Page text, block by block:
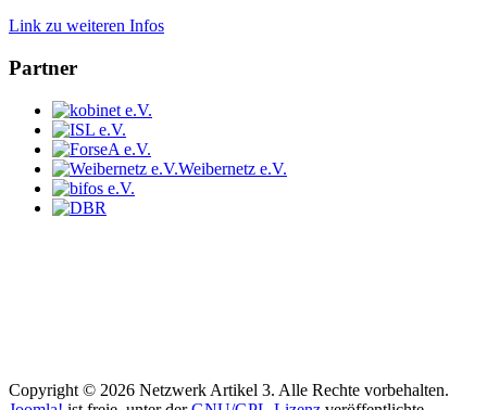
Link zu weiteren Infos
Partner
Weibernetz e.V.
Copyright © 2026 Netzwerk Artikel 3. Alle Rechte vorbehalten.